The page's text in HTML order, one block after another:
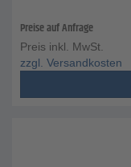
Preise auf Anfrage
Preis inkl. MwSt.
zzgl. Versandkosten